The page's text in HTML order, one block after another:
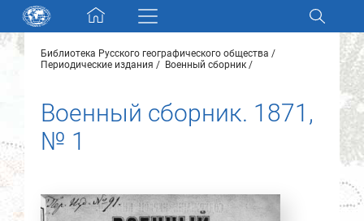
Skip navigation
Разделы и коллекции
Электронный каталог
Новости
О нас
Найти
Библиотека Русского географического общества
Периодические издания
Военный сборник
Военный сборник. 1871,
№ 1